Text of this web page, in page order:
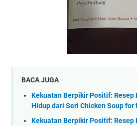
BACA JUGA
Kekuatan Berpikir Positif: Resep
Hidup dari Seri Chicken Soup for
Kekuatan Berpikir Positif: Resep